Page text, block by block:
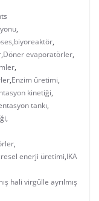
,
,biyoreaktör,
,Döner evaporatörler,
,
,Enzim üretimi,
kinetiği,
tankı,
,
,
enerji üretimi,IKA
hali virgülle ayrılmış